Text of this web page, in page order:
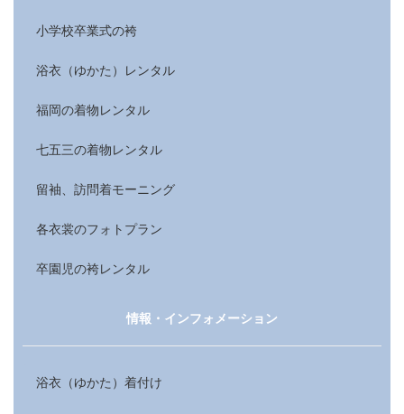
小学校卒業式の袴
浴衣（ゆかた）レンタル
福岡の着物レンタル
七五三の着物レンタル
留袖、訪問着モーニング
各衣裳のフォトプラン
卒園児の袴レンタル
情報・インフォメーション
浴衣（ゆかた）着付け